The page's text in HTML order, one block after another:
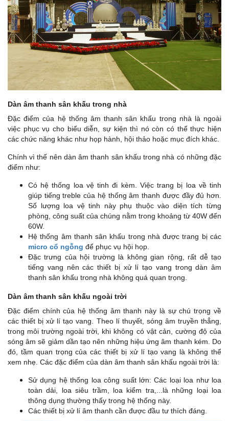
Dàn âm thanh sân khấu trong nhà
Đặc điểm của hệ thống âm thanh sân khấu trong nhà là ngoài
việc phục vụ cho biểu diễn, sự kiện thì nó còn có thể thực hiện
các chức năng khác như họp hành, hội thảo hoặc mục đích khác.
Chính vì thế nên dàn âm thanh sân khấu trong nhà có những đặc
điểm như:
Có hệ thống loa vệ tinh đi kèm. Việc trang bị loa về tinh
giúp tiếng treble của hệ thống âm thanh được đầy đủ hơn.
Số lượng loa vệ tinh này phụ thuộc vào diện tích từng
phòng, công suất của chúng nằm trong khoảng từ 40W đến
60W.
Hệ thống âm thanh sân khấu trong nhà được trang bị các
micro cổ ngỗng để phục vụ hội họp.
Đặc trưng của hội trường là không gian rộng, rất dễ tạo
tiếng vang nên các thiết bị xử lí tạo vang trong dàn âm
thanh sân khấu trong nhà không quá quan trọng.
Dàn âm thanh sân khấu ngoài trời
Đặc điểm chính của hệ thống âm thanh này là sự chú trọng về
các thiết bị xử lí tạo vang. Theo lí thuyết, sóng âm truyền thẳng,
trong môi trường ngoài trời, khi không có vật cản, cường độ của
sóng âm sẽ giảm dần tạo nên những hiệu ứng âm thanh kém. Do
đó, tầm quan trọng của các thiết bị xử lí tạo vang là không thể
xem nhẹ. Các đặc điểm của dàn âm thanh sân khấu ngoài trời là:
Sử dụng hệ thống loa công suất lớn: Các loại loa như loa
toàn dải, loa siêu trầm, loa kiểm tra,...là những loại loa
thông dụng thường thấy trong hệ thống này.
Các thiết bị xử lí âm thanh cần được đầu tư thích đáng.